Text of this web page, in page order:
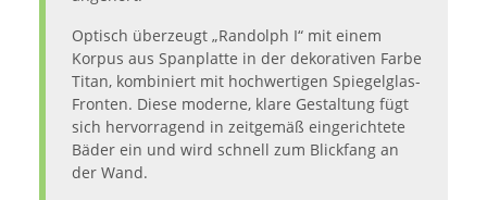
Optisch überzeugt „Randolph I“ mit einem
Korpus aus Spanplatte in der dekorativen Farbe
Titan, kombiniert mit hochwertigen Spiegelglas-
Fronten. Diese moderne, klare Gestaltung fügt
sich hervorragend in zeitgemäß eingerichtete
Bäder ein und wird schnell zum Blickfang an
der Wand.